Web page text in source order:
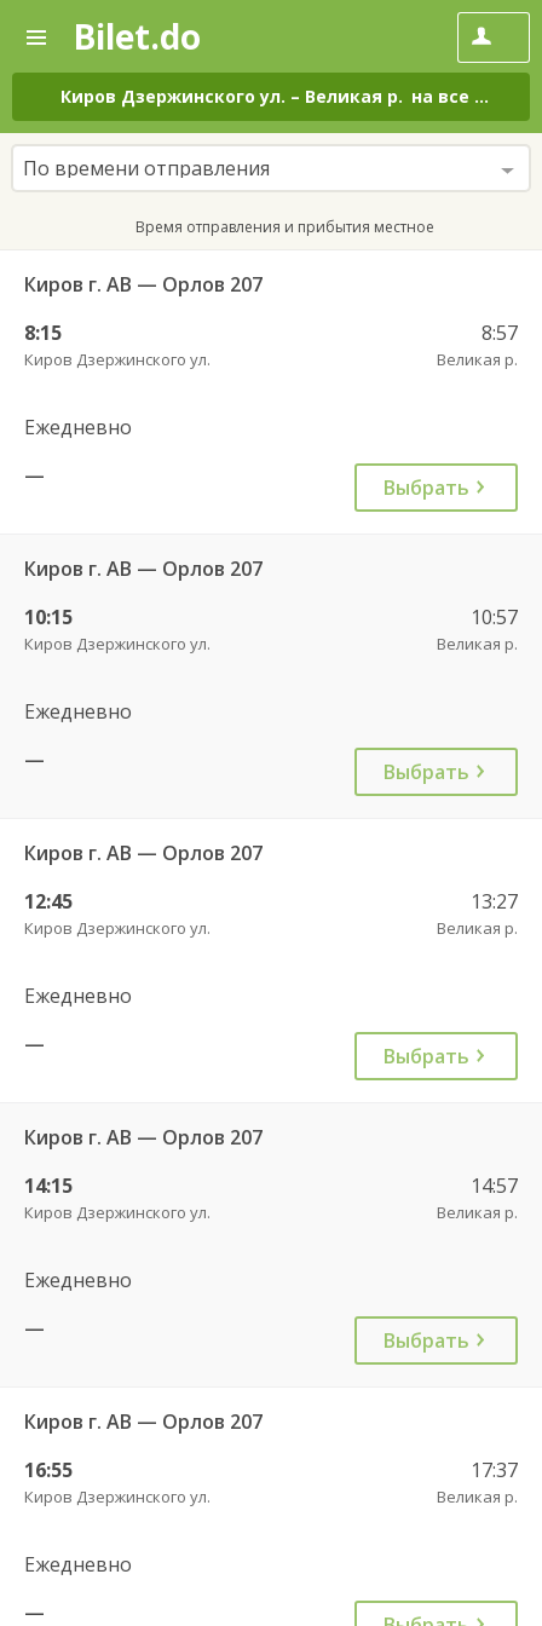
—
Поиск
и
покупка
билетов
на
автобус
онлайн
Bilet.do
Киров Дзержинского ул. – Великая р. на все дни
По времени отправления
Время отправления и прибытия местное
Киров г. АВ — Орлов 207
8:15
Киров Дзержинского ул.
8:57
Великая р.
Ежедневно
—
Выбрать
Киров г. АВ — Орлов 207
10:15
Киров Дзержинского ул.
10:57
Великая р.
Ежедневно
—
Выбрать
Киров г. АВ — Орлов 207
12:45
Киров Дзержинского ул.
13:27
Великая р.
Ежедневно
—
Выбрать
Киров г. АВ — Орлов 207
14:15
Киров Дзержинского ул.
14:57
Великая р.
Ежедневно
—
Выбрать
Киров г. АВ — Орлов 207
16:55
Киров Дзержинского ул.
17:37
Великая р.
Ежедневно
—